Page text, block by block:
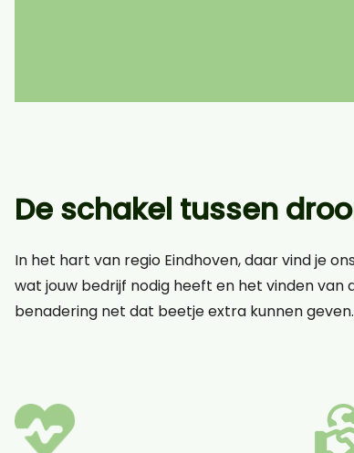
De schakel tussen
In het hart van regio Eindhoven, daar vind je
wat jouw bedrijf nodig heeft en het vinden
benadering net dat beetje extra kunnen geven.